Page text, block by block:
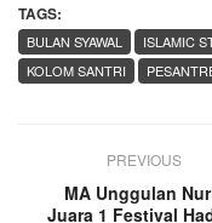
TAGS:
BULAN SYAWAL ISLAMIC
KOLOM SANTRI
PREVIOUS
MA Unggulan
Juara 1 Festival